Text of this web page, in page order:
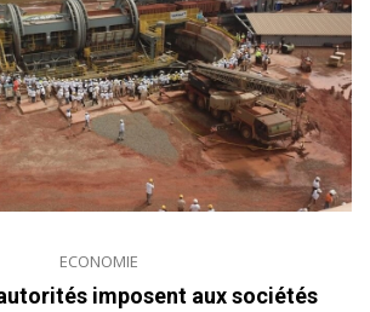
ECONOMIE
imposent aux sociétés